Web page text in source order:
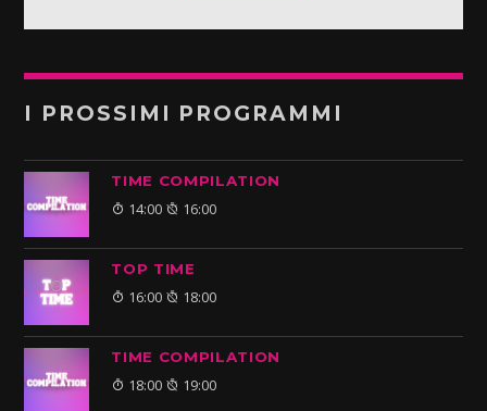
I PROSSIMI PROGRAMMI
TIME COMPILATION
14:00 16:00
TOP TIME
16:00 18:00
TIME COMPILATION
18:00 19:00